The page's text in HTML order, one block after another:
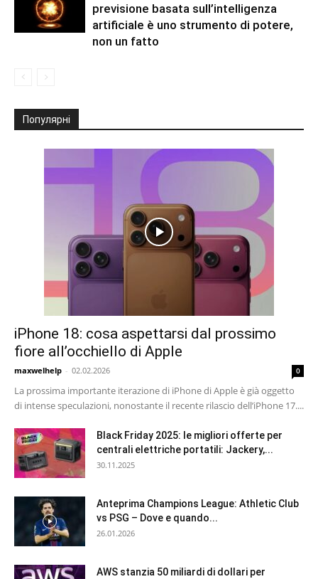
previsione basata sull’intelligenza
artificiale è uno strumento di potere,
non un fatto
Популярні
iPhone 18: cosa aspettarsi dal prossimo
fiore all’occhiello di Apple
maxwelhelp - 02.02.2026 0
La prossima importante iterazione di iPhone di Apple è già oggetto
di intense speculazioni, nonostante il recente rilascio dell’iPhone 17....
Black Friday 2025: le migliori offerte per
centrali elettriche portatili: Jackery,...
30.11.2025
Anteprima Champions League: Athletic Club
vs PSG – Dove e quando...
26.01.2026
AWS stanzia 50 miliardi di dollari per